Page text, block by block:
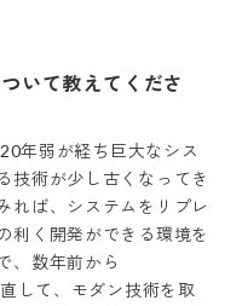
いて教えてくださ
年弱が経ち巨大なシス
技術が少し古くなってき
れば、システムをリプレ
利く開発ができる環境を
、数年前から
して、モダン技術を取